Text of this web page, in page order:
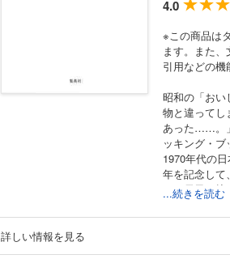
4.0
※この商品は
ます。また、
引用などの機
昭和の「おい
物と違ってし
あった……。
ッキング・ブ
1970年代の
年を記念して
て、長男・
カラー写真
で垂涎、つく
品はタブレッ
...続きを読む
詳しい情報を見る